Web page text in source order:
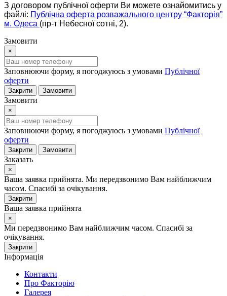
З договором публічної оферти Ви можете ознайомитись у
файлі: Публічна оферта розважального центру “Факторія”
м. Одеса (пр-т Небесної сотні, 2).
Замовити
×
Заповнюючи форму, я погоджуюсь з умовами Публічної
оферти
Закрити Замовити
Замовити
×
Заповнюючи форму, я погоджуюсь з умовами Публічної
оферти
Закрити Замовити
Заказать
×
Ваша заявка прийнята. Ми передзвонимо Вам найближчим
часом. Спасибі за очікування.
Закрити
Ваша заявка прийнята
×
Ми передзвонимо Вам найближчим часом. Спасибі за
очікування.
Закрити
Інформація
Контакти
Про Факторію
Галерея